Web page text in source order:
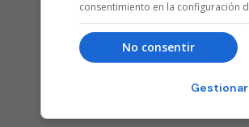
consentimiento en la configuración
No consentir